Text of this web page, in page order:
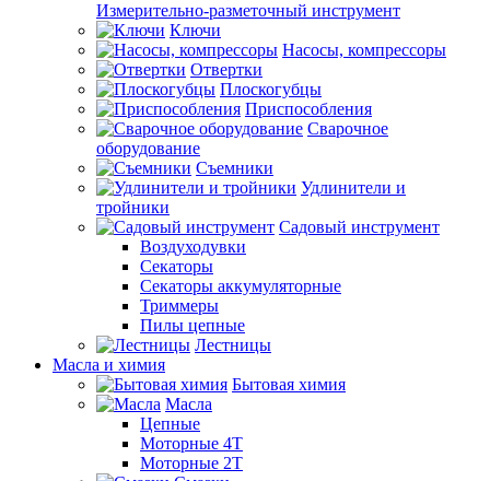
Измерительно-разметочный инструмент
Ключи
Насосы, компрессоры
Отвертки
Плоскогубцы
Приспособления
Сварочное
оборудование
Съемники
Удлинители и
тройники
Садовый инструмент
Воздуходувки
Секаторы
Секаторы аккумуляторные
Триммеры
Пилы цепные
Лестницы
Масла и химия
Бытовая химия
Масла
Цепные
Моторные 4Т
Моторные 2Т